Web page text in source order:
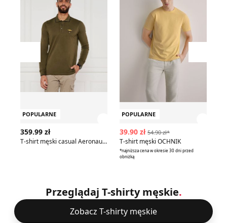
Przesuń w lewo
POPULARNE
359.99 zł
T-shirt męski casual Aeronautica Militare
POPULARNE
39.90 zł 54.90 zł*
T-shirt męski OCHNIK
*najniższa cena w okresie 30 dni przed
obniżką
Przeglądaj T-shirty męskie.
Zobacz T-shirty męskie